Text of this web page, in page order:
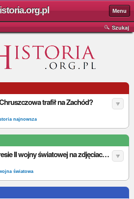
Menu
Szukaj
trafił na Zachód?
najnowsza
Warszawa w okresie II wojny światowej na zdjęciach Bundesarchiv
światowa